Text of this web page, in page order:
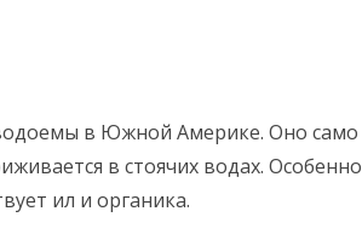
в Южной Америке. Оно само
в стоячих водах. Особенно
ил и органика.